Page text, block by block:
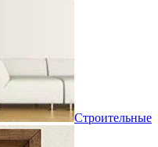
Строительные